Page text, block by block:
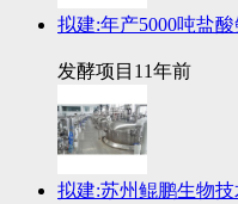
拟建:年产5000吨盐
发酵项目 11年前
拟建:苏州鲲鹏生物